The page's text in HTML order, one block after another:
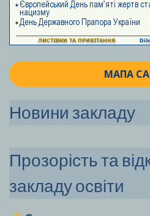
МАПА
Новини закладу
Прозорість та
закладу освіти